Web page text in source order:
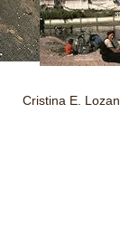
Cristina E.